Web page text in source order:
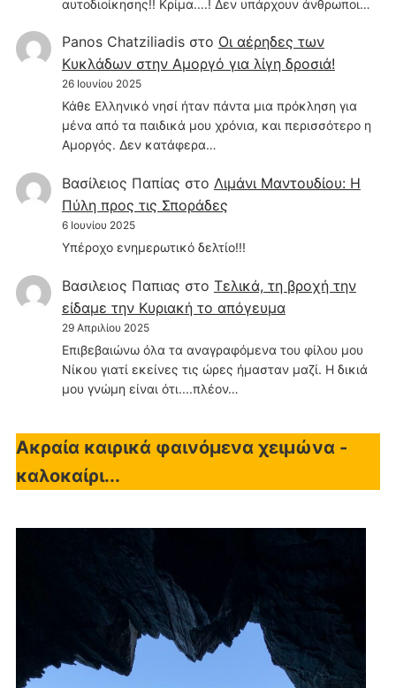
αυτοδιοίκησης!! Κρίμα....! Δεν υπάρχουν άνθρωποι…
Panos Chatziliadisστο Οι αέρηδες των
Κυκλάδων στην Αμοργό για λίγη δροσιά!
26 Ιουνίου 2025
Κάθε Ελληνικό νησί ήταν πάντα μια πρόκληση για
μένα από τα παιδικά μου χρόνια, και περισσότερο η
Αμοργός. Δεν κατάφερα…
Βασίλειος Παπίας στο Λιμάνι Μαντουδίου: Η
Πύλη προς τις Σποράδες
6 Ιουνίου 2025
Υπέροχο ενημερωτικό δελτίο!!!
Βασιλειος Παπιας στο Τελικά, τη βροχή την
είδαμε την Κυριακή το απόγευμα
29 Απριλίου 2025
Επιβεβαιώνω όλα τα αναγραφόμενα του φίλου μου
Νίκου γιατί εκείνες τις ώρες ήμασταν μαζί. Η δικιά
μου γνώμη είναι ότι....πλέον…
Ακραία καιρικά φαινόμενα χειμώνα -
καλοκαίρι...